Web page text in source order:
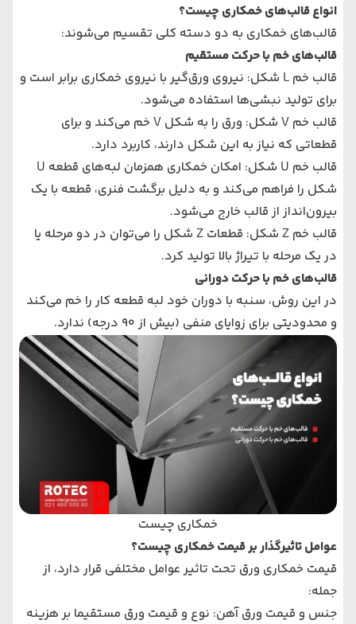
انواع قالب‌های خمکاری چیست؟
قالب‌های خمکاری به دو دسته کلی تقسیم می‌شوند:
قالب‌های خم با حرکت مستقیم
قالب خم L شکل: نیروی ورق‌گیر با نیروی خمکاری برابر است و
برای تولید نبشی‌ها استفاده می‌شود.
قالب خم V شکل: ورق را به شکل V خم می‌کند و برای
قطعاتی که نیاز به این شکل دارند، کاربرد دارد.
قالب خم U شکل: امکان خمکاری همزمان لبه‌های قطعه U
شکل را فراهم می‌کند و به دلیل برگشت فنری، قطعه با یک
بیرون‌انداز از قالب خارج می‌شود.
قالب خم Z شکل: قطعات Z شکل را می‌توان در دو مرحله یا
در یک مرحله با تیراژ بالا تولید کرد.
قالب‌های خم با حرکت دورانی
در این روش، سنبه با دوران خود لبه قطعه کار را خم می‌کند
و محدودیتی برای زوایای منفی (بیش از 90 درجه) ندارد.
خمکاری چیست
عوامل تاثیرگذار بر قیمت خمکاری چیست؟
قیمت خمکاری ورق تحت تاثیر عوامل مختلفی قرار دارد، از
جمله:
جنس و قیمت ورق آهن: نوع و قیمت ورق مستقیما بر هزینه